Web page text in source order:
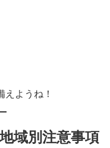
ようね！
域別注意事項